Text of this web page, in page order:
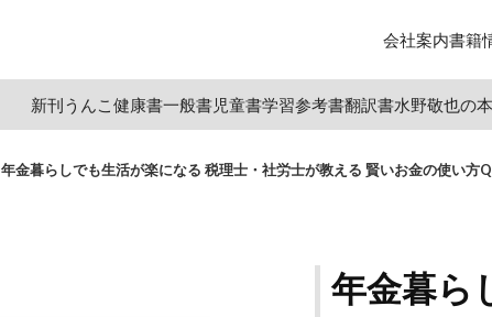
会社案内書籍
新刊うんこ 健康書一般書児童書学習参考書翻訳書水野敬也の本
年金暮らしでも生活が楽になる 税理士・社労士が教える 賢いお金の使い方
年金暮ら